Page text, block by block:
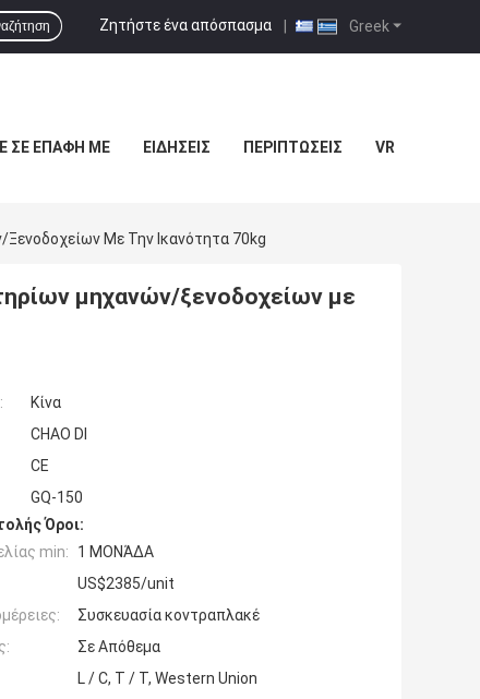
Greek
Ζητήστε ένα απόσπασμα |
ΣΕ ΕΠΑΦΉ ΜΕ ΕΙΔΉΣΕΙΣ ΠΕΡΙΠΤΏΣΕΙΣ VR
Με Την Ικανότητα 70kg
μηχανών/ξενοδοχείων με
Κίνα
CHAO DI
CE
GQ-150
Όροι:
min:
1 ΜΟΝΆΔΑ
US$2385/unit
Συσκευασία κοντραπλακέ
Σε Απόθεμα
L / C, T / T, Western Union